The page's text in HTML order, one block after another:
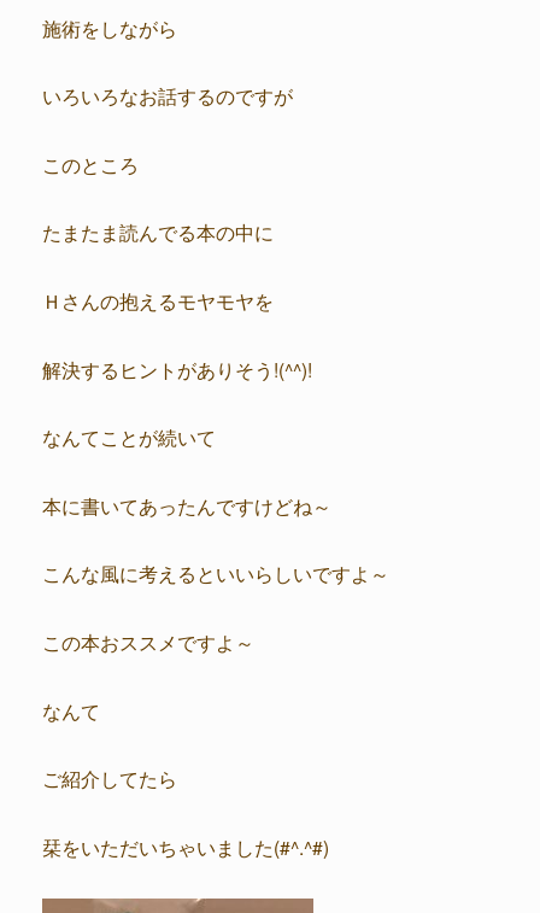
施術をしながら
いろいろなお話するのですが
このところ
たまたま読んでる本の中に
Ｈさんの抱えるモヤモヤを
解決するヒントがありそう!(^^)!
なんてことが続いて
本に書いてあったんですけどね～
こんな風に考えるといいらしいですよ～
この本おススメですよ～
なんて
ご紹介してたら
栞をいただいちゃいました(#^.^#)